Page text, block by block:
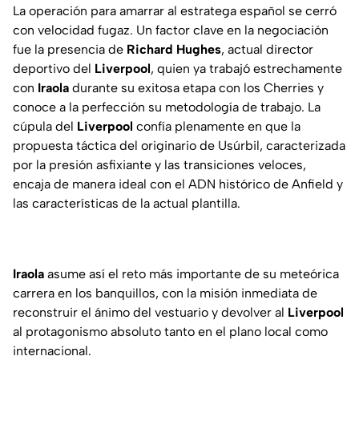
La operación para amarrar al estratega español se cerró
con velocidad fugaz. Un factor clave en la negociación
fue la presencia de Richard Hughes, actual director
deportivo del Liverpool, quien ya trabajó estrechamente
con Iraola durante su exitosa etapa con los Cherries y
conoce a la perfección su metodología de trabajo. La
cúpula del Liverpool confía plenamente en que la
propuesta táctica del originario de Usúrbil, caracterizada
por la presión asfixiante y las transiciones veloces,
encaja de manera ideal con el ADN histórico de Anfield y
las características de la actual plantilla.
Iraola asume así el reto más importante de su meteórica
carrera en los banquillos, con la misión inmediata de
reconstruir el ánimo del vestuario y devolver al Liverpool
al protagonismo absoluto tanto en el plano local como
internacional.